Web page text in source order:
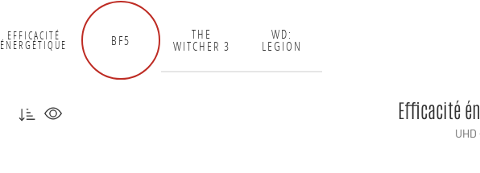
EFFICACITÉ
ÉNERGÉTIQUE BF5 THE
WITCHER 3
WD:
LEGION
Efficacité